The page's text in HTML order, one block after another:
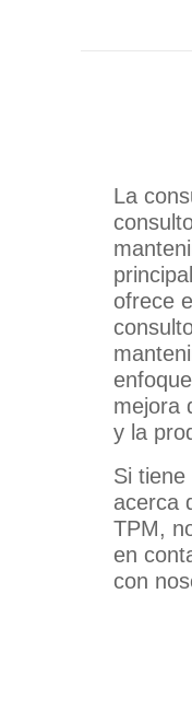
La
ofrece
mejora
y la
Si
acerca
TPM,
en
con